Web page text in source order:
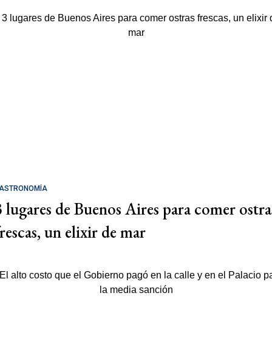
lugares de Buenos Aires para comer
un elixir de mar